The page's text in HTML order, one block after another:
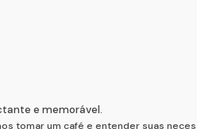
e memorável.
tomar um café e entender suas